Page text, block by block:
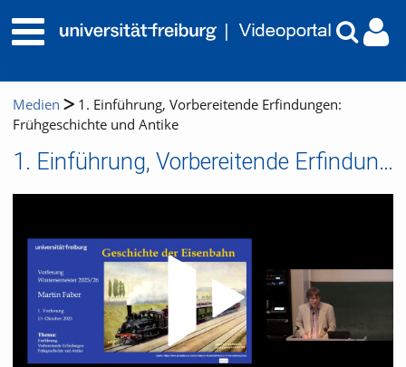
Medien
1. Einführung, Vorbereitende Erfindungen:
Frühgeschichte und Antike
1. Einführung, Vorbereitende Erfindungen: Frühgeschichte und Antike